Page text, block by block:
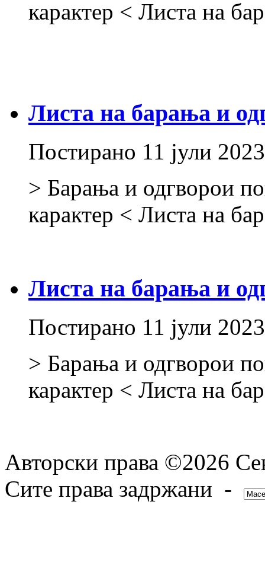
карактер < Листа на
Листа на барања и
Постирано 11 јули 2023
> Барања и одгворои
карактер < Листа на
Листа на барања и
Постирано 11 јули 2023
> Барања и одгворои
карактер < Листа на
Авторски права ©2026
Сите права задржани -